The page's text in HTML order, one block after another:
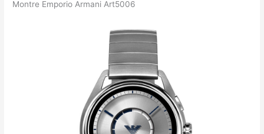
Montre Emporio Armani Art5006